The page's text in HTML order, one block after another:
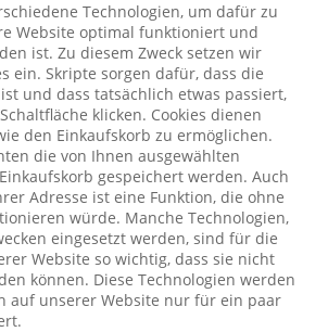
Technologien, um dafür zu
Website optimal funktioniert und
ist. Zu diesem Zweck setzen wir
ein. Skripte sorgen dafür, dass die
und dass tatsächlich etwas passiert,
klicken. Cookies dienen
den Einkaufskorb zu ermöglichen.
die von Ihnen ausgewählten
gespeichert werden. Auch
Adresse ist eine Funktion, die ohne
würde. Manche Technologien,
eingesetzt werden, sind für die
Website so wichtig, dass sie nicht
können. Diese Technologien werden
auf unserer Website nur für ein paar